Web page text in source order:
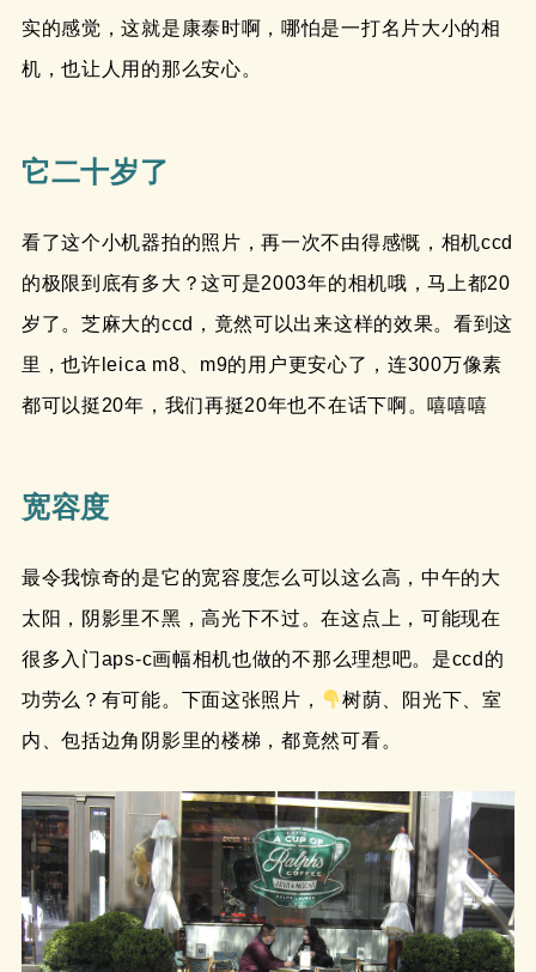
实的感觉，这就是康泰时啊，哪怕是一打名片大小的相
机，也让人用的那么安心。
它二十岁了
看了这个小机器拍的照片，再一次不由得感慨，相机ccd
的极限到底有多大？这可是2003年的相机哦，马上都20
岁了。芝麻大的ccd，竟然可以出来这样的效果。看到这
里，也许leica m8、m9的用户更安心了，连300万像素
都可以挺20年，我们再挺20年也不在话下啊。嘻嘻嘻
宽容度
最令我惊奇的是它的宽容度怎么可以这么高，中午的大
太阳，阴影里不黑，高光下不过。在这点上，可能现在
很多入门aps-c画幅相机也做的不那么理想吧。是ccd的
功劳么？有可能。下面这张照片，
树荫、阳光下、室
内、包括边角阴影里的楼梯，都竟然可看。